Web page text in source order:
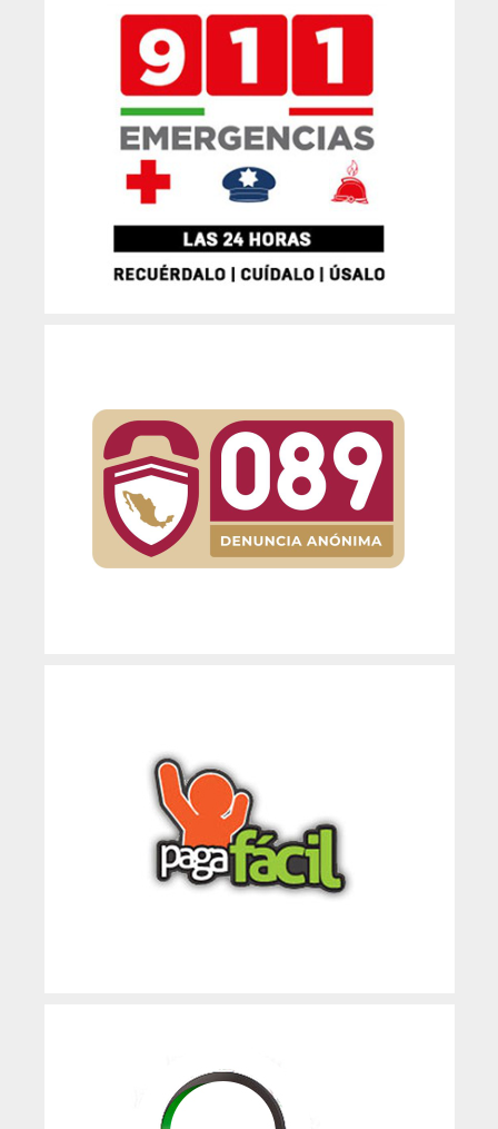
al 2013 se desempeñó como Director de la Policía
Preventiva del Ayuntamiento de Saltillo. Del 2013 al
2014 ocupó la Coordinación General de la Policía del
Estado. Para ocupar durante un año la entonces
Comisión Estatal de Seguridad. Su experiencia en
materia de seguridad lo llevó a desempeñarse como
Director General de la Policía de Saltillo del 2018 al
2023. Actualmente ocupaba el cargo de Sub Secretario
de Normatividad y Desarrolló Institucional de la
Secretaría de Seguridad Pública.